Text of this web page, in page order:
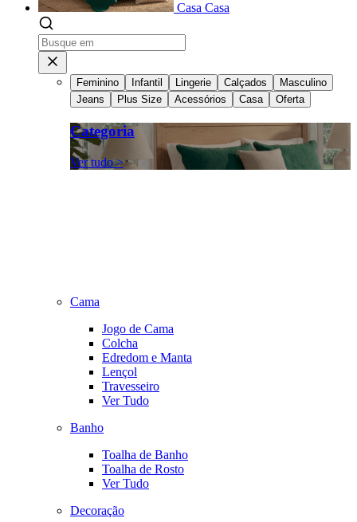
Casa Casa
Feminino Infantil Lingerie Calçados
Masculino
Jeans
Plus Size Acessórios Casa Oferta
Categoria
Ver tudo >
Cama
Jogo de Cama
Colcha
Edredom e Manta
Lençol
Travesseiro
Ver Tudo
Banho
Toalha de Banho
Toalha de Rosto
Ver Tudo
Decoração